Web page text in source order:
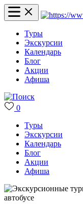
Туры
Экскурсии
Календарь
Блог
Акции
Афиша
0
Туры
Экскурсии
Календарь
Блог
Акции
Афиша